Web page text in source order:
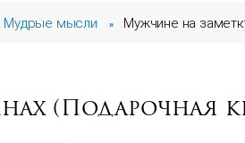
мысли » Мужчине на
(Подарочная